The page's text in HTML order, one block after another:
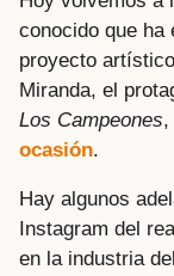
conocido que ha
proyecto
Miranda, el
Los Campeones,
ocasión.
Hay algunos
Instagram del
en la industria